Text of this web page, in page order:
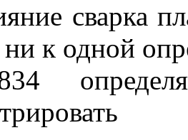
сварка
ни к одной